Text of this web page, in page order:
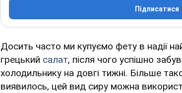
Підписатися
Досить часто ми купуємо фету в надії
грецький салат, після чого успішно
холодильнику на довгі тижні. Більше
виявилось, цей вид сиру можна